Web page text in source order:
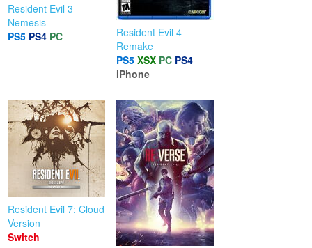
Resident Evil 3
Nemesis
PS5 PS4 PC
Resident Evil 4
Remake
PS5 XSX PC PS4
iPhone
Resident Evil 7: Cloud
Version
Switch